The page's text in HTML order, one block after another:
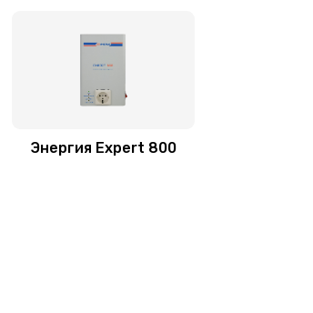
Энергия Expert 800